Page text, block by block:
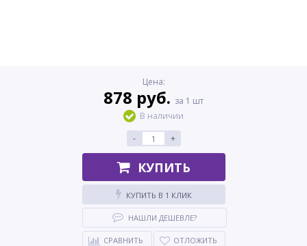
Цена:
878 руб. за 1 шт
В наличии
-
+
КУПИТЬ
КУПИТЬ В 1 КЛИК
НАШЛИ ДЕШЕВЛЕ?
СРАВНИТЬ ОТЛОЖИТЬ